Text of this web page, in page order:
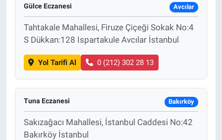
Gülce Eczanesi Avcılar
Tahtakale Mahallesi, Firuze Çiçeği Sokak No:4
S Dükkan:128 Ispartakule Avcılar İstanbul
Yol Tarifi Al 0 (212) 302 28 13
Tuna Eczanesi Bakırköy
Sakızağacı Mahallesi, İstanbul Caddesi No:42
Bakırköy İstanbul